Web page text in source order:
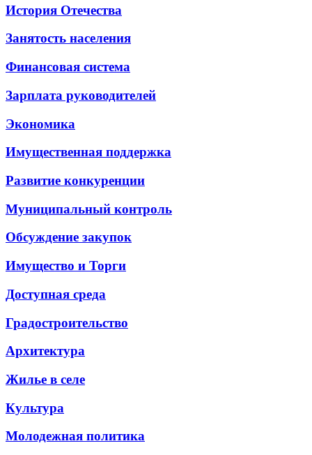
История Отечества
Занятость населения
Финансовая система
Зарплата руководителей
Экономика
Имущественная поддержка
Развитие конкуренции
Муниципальный контроль
Обсуждение закупок
Имущество и Торги
Доступная среда
Градостроительство
Архитектура
Жилье в селе
Культура
Молодежная политика